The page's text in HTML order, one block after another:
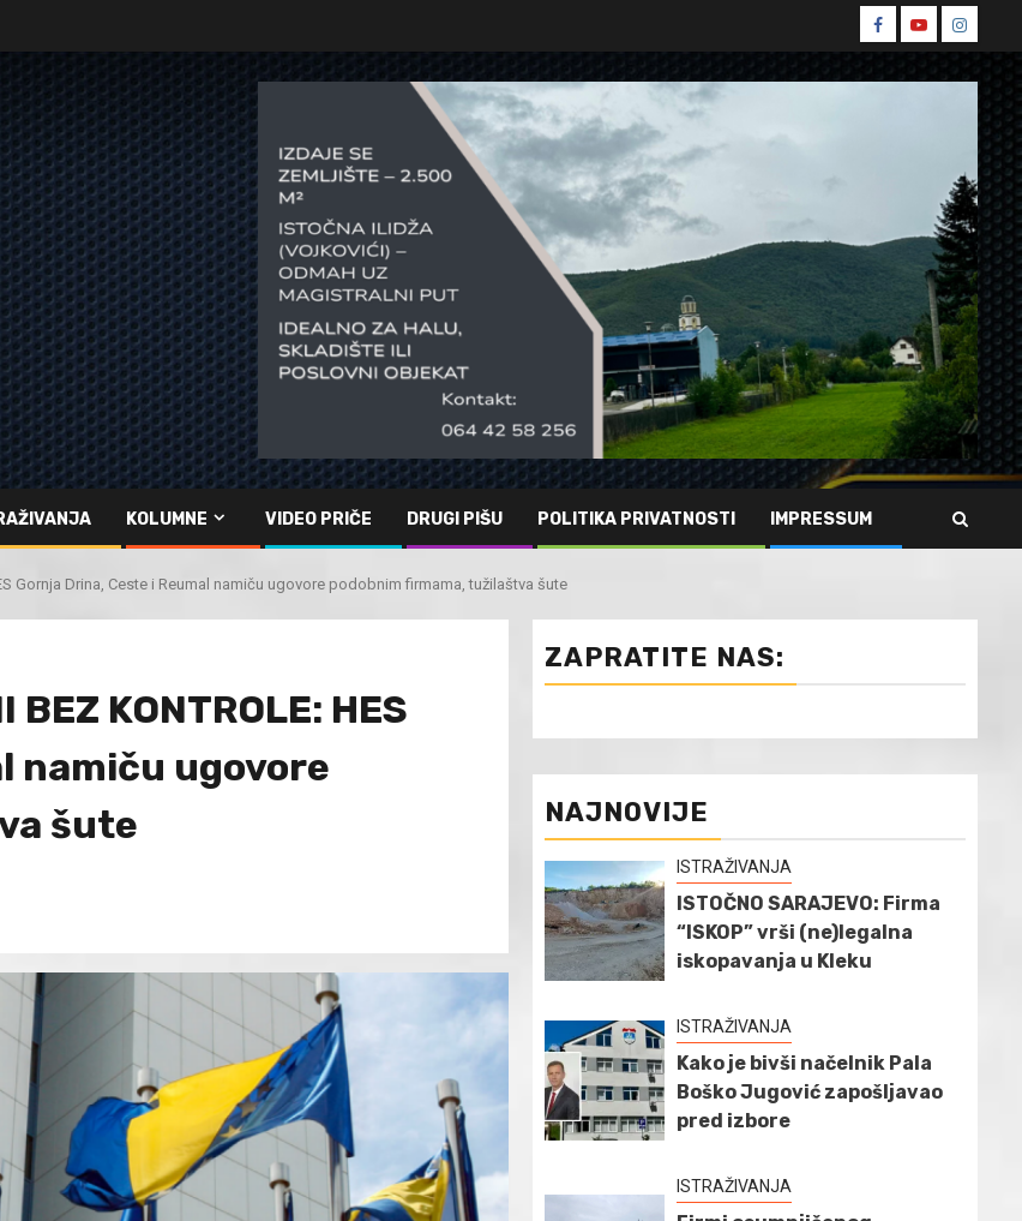
Spin
Facebook
Spin
Youtube
Spin
KOLUMNE VIDEO PRIČE DRUGI PIŠU POLITIKA PRIVATNOSTI IMPRESSUM
Gornja Drina, Ceste i Reumal namiču ugovore podobnim firmama, tužilaštva šute
BEZ KONTROLE: HES
namiču ugovore
šute
ZAPRATITE NAS:
NAJNOVIJE
ISTRAŽIVANJA
ISTOČNO SARAJEVO: Firma
“ISKOP” vrši (ne)legalna
iskopavanja u Kleku
ISTRAŽIVANJA
Kako je bivši načelnik Pala
Boško Jugović zapošljavao
pred izbore
ISTRAŽIVANJA